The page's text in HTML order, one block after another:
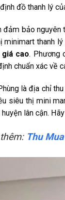
đồ thanh lý
đảm bảo
minimart thanh lý
cao. Phương
chuẩn xác về
là địa chỉ
siêu thị mini
huyện lân cận.
Thu